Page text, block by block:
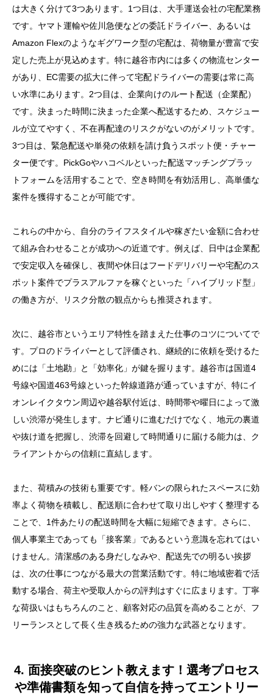
は大きく分けて3つあります。1つ目は、大手運送会社の宅配業務
です。ヤマト運輸や佐川急便などの委託ドライバー、あるいは
Amazon Flexのようなギグワーク型の宅配は、荷物量が豊富で安
定した売上が見込めます。特に越谷市内には多くの物流センター
があり、EC需要の拡大に伴って宅配ドライバーの需要は常に高
い水準にあります。2つ目は、企業向けのルート配送（企業配）
です。決まった時間に決まった企業へ配送するため、スケジュー
ルが立てやすく、不在再配達のリスクがないのがメリットです。
3つ目は、緊急配送や単発の依頼を請け負うスポット便・チャー
ター便です。PickGoやハコベルといった配送マッチングプラッ
トフォームを活用することで、空き時間を有効活用し、高単価な
案件を獲得することが可能です。
これらの中から、自分のライフスタイルや稼ぎたい金額に合わせ
て組み合わせることが成功への近道です。例えば、日中は企業配
で安定収入を確保し、夜間や休日はフードデリバリーや宅配のス
ポット案件でプラスアルファを稼ぐといった「ハイブリッド型」
の働き方が、リスク分散の観点からも推奨されます。
次に、越谷市というエリア特性を踏まえた仕事のコツについてで
す。プロのドライバーとして評価され、継続的に依頼を受けるた
めには「土地勘」と「効率化」が鍵を握ります。越谷市は国道4
号線や国道463号線といった幹線道路が通っていますが、特にイ
オンレイクタウン周辺や越谷駅付近は、時間帯や曜日によって激
しい渋滞が発生します。ナビ通りに進むだけでなく、地元の裏道
や抜け道を把握し、渋滞を回避して時間通りに届ける能力は、ク
ライアントからの信頼に直結します。
また、荷積みの技術も重要です。軽バンの限られたスペースに効
率よく荷物を積載し、配送順に合わせて取り出しやすく整理する
ことで、1件あたりの配送時間を大幅に短縮できます。さらに、
個人事業主であっても「接客業」であるという意識を忘れてはい
けません。清潔感のある身だしなみや、配送先での明るい挨拶
は、次の仕事につながる最大の営業活動です。特に地域密着で活
動する場合、荷主や受取人からの評判はすぐに広まります。丁寧
な荷扱いはもちろんのこと、顧客対応の品質を高めることが、フ
リーランスとして長く生き残るための強力な武器となります。
4. 面接突破のヒント教えます！選考プロセス
や準備書類を知って自信を持ってエントリー
目次
報酬で高収入を目指そう
2. 元アスリートや女性ドライバーも多数！セカンドキ
ヤリアなら体力自慢も未経験も大歓迎
3. 軽貨物運送のプロが教える！個人事業主として成功
4. 面接突破のヒント教えます！選考プロセスや準備書
類を知って自信を持ってエントリーしよう
5. 埼玉県越谷市から全国へ！株式会社セカンドキヤリ
アの会社概要と安心のサポート体制をチェック